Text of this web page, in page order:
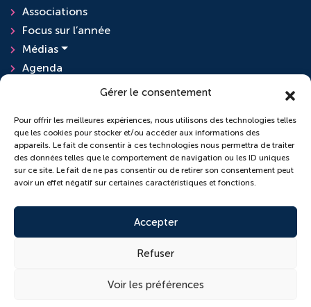
Gérer le consentement
Pour offrir les meilleures expériences, nous utilisons des technologies telles
que les cookies pour stocker et/ou accéder aux informations des
appareils. Le fait de consentir à ces technologies nous permettra de traiter
des données telles que le comportement de navigation ou les ID uniques
sur ce site. Le fait de ne pas consentir ou de retirer son consentement peut
avoir un effet négatif sur certaines caractéristiques et fonctions.
Accepter
Refuser
Voir les préférences
Associations
Focus sur l’année
Médias
Agenda
L'ensemble scolaire
École Sainte-Anne
Plan du site Mentions légales